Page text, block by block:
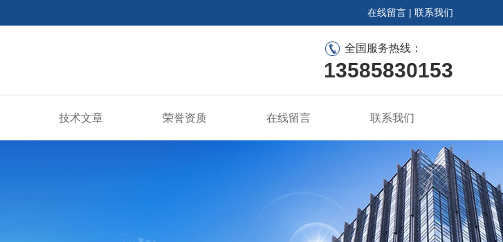
在线留言 | 联系我们
全国服务热线：
13585830153
技术文章 荣誉资质 在线留言 联系我们